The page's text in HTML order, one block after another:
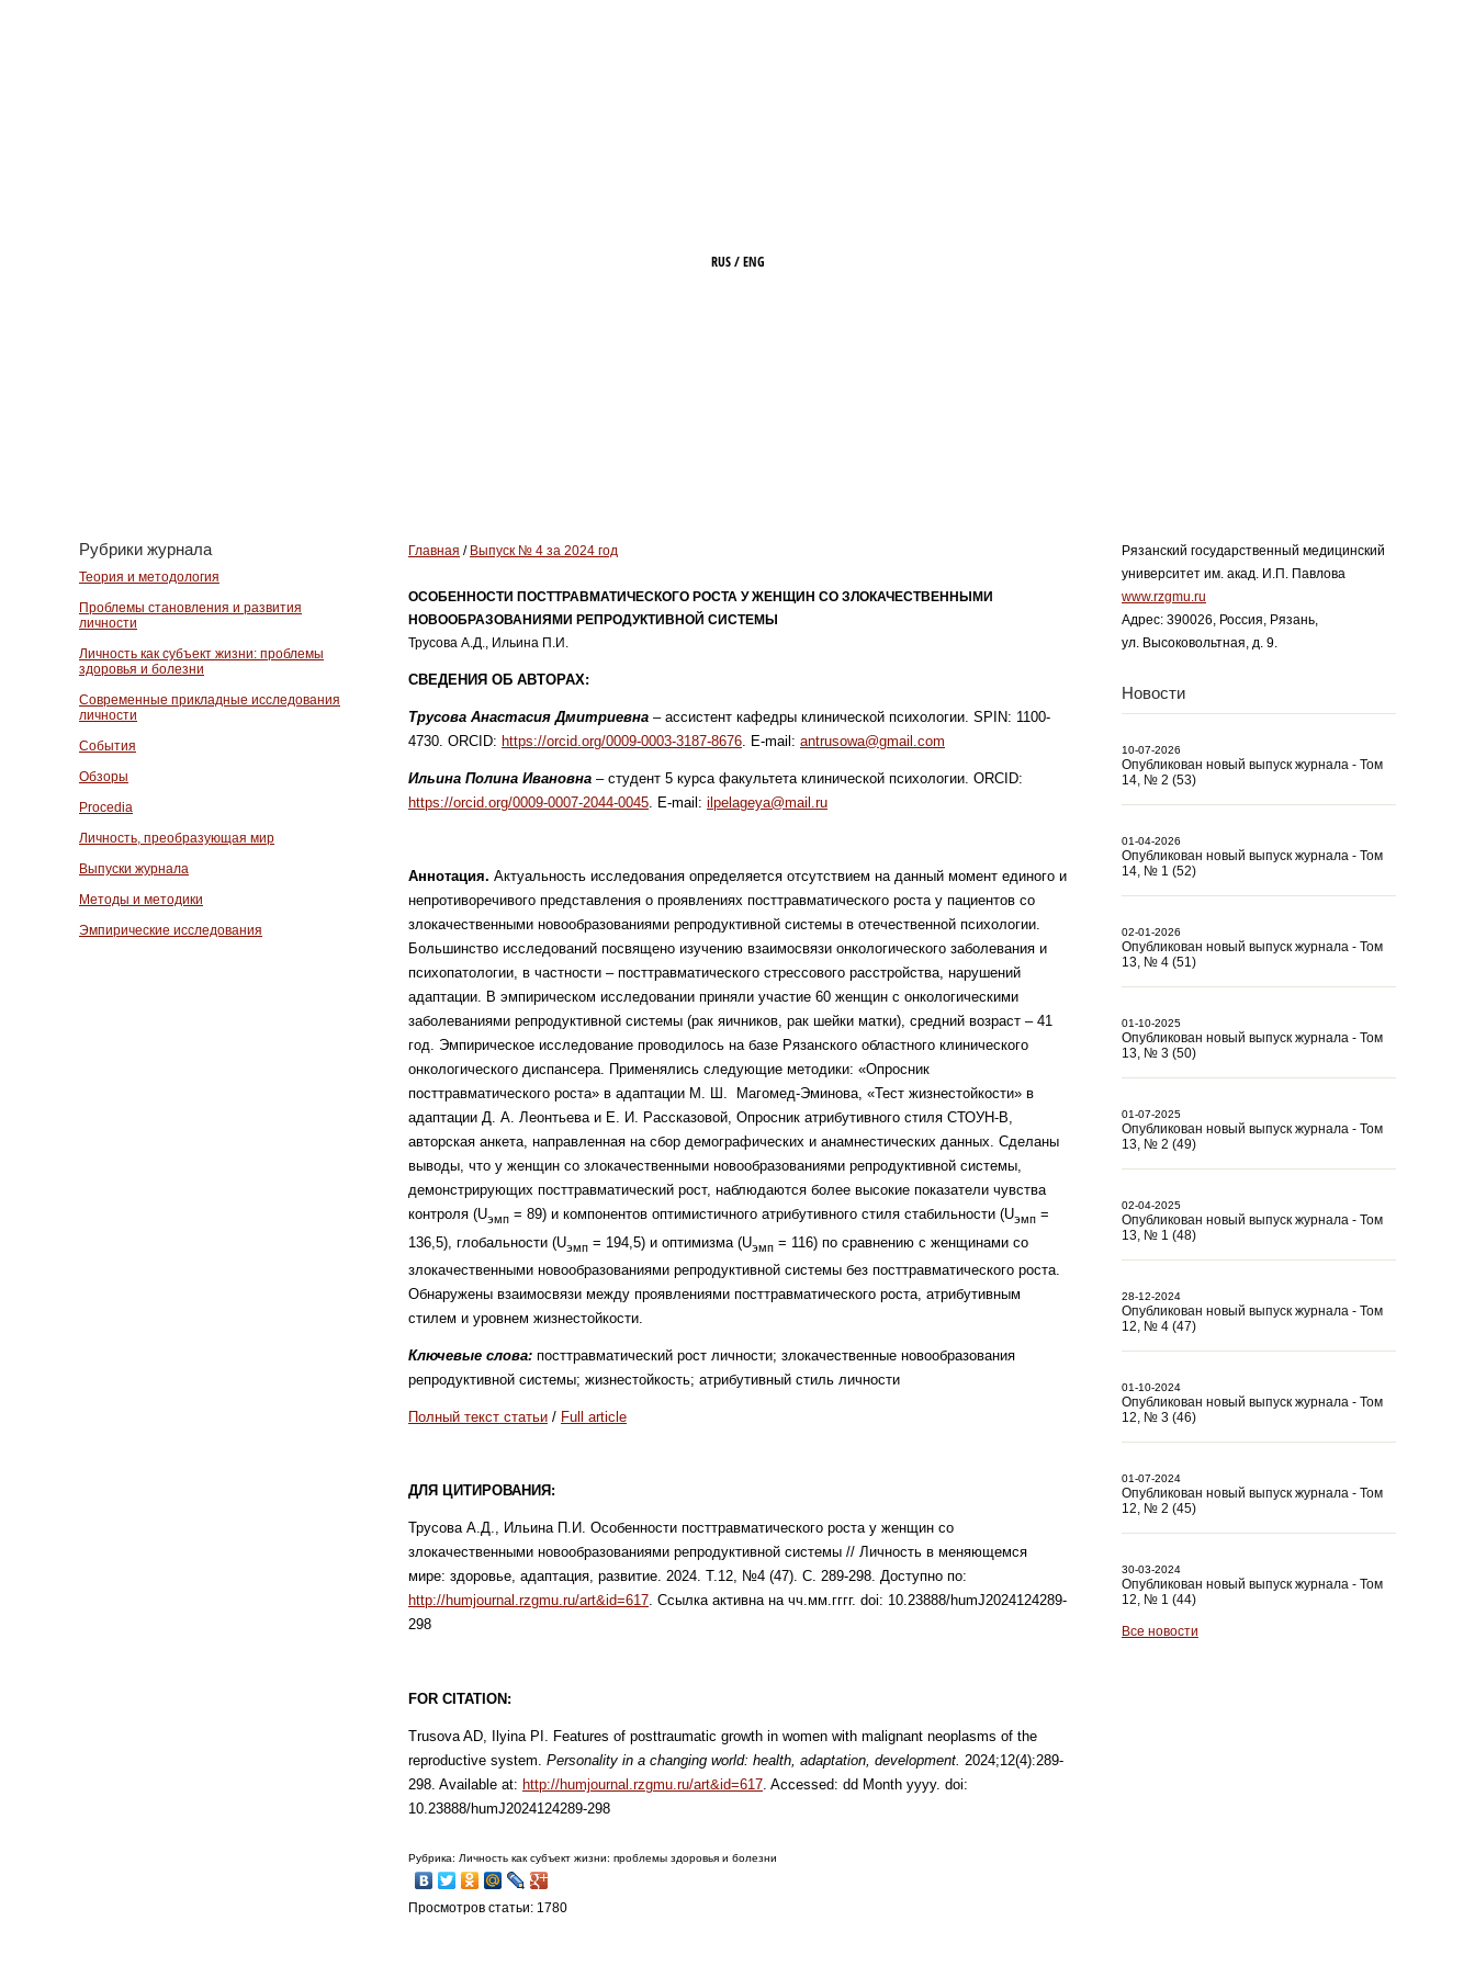
RUS/ENG
Рубрики журнала
Теория и методология
Проблемы становления и развития
личности
Личность как субъект жизни: проблемы
здоровья и болезни
Современные прикладные исследования
личности
События
Обзоры
Procedia
Личность, преобразующая мир
Выпуски журнала
Методы и методики
Эмпирические исследования
Главная / Выпуск № 4 за 2024 год
ОСОБЕННОСТИ ПОСТТРАВМАТИЧЕСКОГО РОСТА У ЖЕНЩИН СО ЗЛОКАЧЕСТВЕННЫМИ
НОВООБРАЗОВАНИЯМИ РЕПРОДУКТИВНОЙ СИСТЕМЫ
Трусова А.Д., Ильина П.И.
СВЕДЕНИЯ ОБ АВТОРАХ:
Трусова Анастасия Дмитриевна – ассистент кафедры клинической психологии. SPIN: 1100-
4730. ORCID: https://orcid.org/0009-0003-3187-8676. E-mail: antrusowa@gmail.com
Ильина Полина Ивановна – студент 5 курса факультета клинической психологии. ORCID:
https://orcid.org/0009-0007-2044-0045. E-mail: ilpelageya@mail.ru
Аннотация. Актуальность исследования определяется отсутствием на данный момент единого и
непротиворечивого представления о проявлениях посттравматического роста у пациентов со
злокачественными новообразованиями репродуктивной системы в отечественной психологии.
Большинство исследований посвящено изучению взаимосвязи онкологического заболевания и
психопатологии, в частности – посттравматического стрессового расстройства, нарушений
адаптации. В эмпирическом исследовании приняли участие 60 женщин с онкологическими
заболеваниями репродуктивной системы (рак яичников, рак шейки матки), средний возраст – 41
год. Эмпирическое исследование проводилось на базе Рязанского областного клинического
онкологического диспансера. Применялись следующие методики: «Опросник
посттравматического роста» в адаптации М. Ш. Магомед-Эминова, «Тест жизнестойкости» в
адаптации Д. А. Леонтьева и Е. И. Рассказовой, Опросник атрибутивного стиля СТОУН-В,
авторская анкета, направленная на сбор демографических и анамнестических данных. Сделаны
выводы, что у женщин со злокачественными новообразованиями репродуктивной системы,
демонстрирующих посттравматический рост, наблюдаются более высокие показатели чувства
контроля (Uэмп = 89) и компонентов оптимистичного атрибутивного стиля стабильности (Uэмп =
136,5), глобальности (Uэмп = 194,5) и оптимизма (Uэмп = 116) по сравнению с женщинами со
злокачественными новообразованиями репродуктивной системы без посттравматического роста.
Обнаружены взаимосвязи между проявлениями посттравматического роста, атрибутивным
стилем и уровнем жизнестойкости.
Ключевые слова: посттравматический рост личности; злокачественные новообразования
репродуктивной системы; жизнестойкость; атрибутивный стиль личности
Полный текст статьи / Full article
ДЛЯ ЦИТИРОВАНИЯ:
Трусова А.Д., Ильина П.И. Особенности посттравматического роста у женщин со
злокачественными новообразованиями репродуктивной системы // Личность в меняющемся
мире: здоровье, адаптация, развитие. 2024. Т.12, №4 (47). С. 289-298. Доступно по:
http://humjournal.rzgmu.ru/art&id=617. Ссылка активна на чч.мм.гггг. doi: 10.23888/humJ2024124289-
298
FOR CITATION :
Trusova AD, Ilyina PI. Features of posttraumatic growth in women with malignant neoplasms of the
reproductive system. Personality in a changing world: health, adaptation, development. 2024;12(4):289-
298. Available at: http://humjournal.rzgmu.ru/art&id=617. Accessed: dd Month yyyy. doi:
10.23888/humJ2024124289-298
Рубрика: Личность как субъект жизни: проблемы здоровья и болезни
Просмотров статьи: 1780
Рязанский государственный медицинский
университет им. акад. И.П. Павлова
www.rzgmu.ru
Адрес: 390026, Россия, Рязань,
ул. Высоковольтная, д. 9.
Новости
10-07-2026
Опубликован новый выпуск журнала - Том
14, № 2 (53)
01-04-2026
Опубликован новый выпуск журнала - Том
14, № 1 (52)
02-01-2026
Опубликован новый выпуск журнала - Том
13, № 4 (51)
01-10-2025
Опубликован новый выпуск журнала - Том
13, № 3 (50)
01-07-2025
Опубликован новый выпуск журнала - Том
13, № 2 (49)
02-04-2025
Опубликован новый выпуск журнала - Том
13, № 1 (48)
28-12-2024
Опубликован новый выпуск журнала - Том
12, № 4 (47)
01-10-2024
Опубликован новый выпуск журнала - Том
12, № 3 (46)
01-07-2024
Опубликован новый выпуск журнала - Том
12, № 2 (45)
30-03-2024
Опубликован новый выпуск журнала - Том
12, № 1 (44)
Все новости